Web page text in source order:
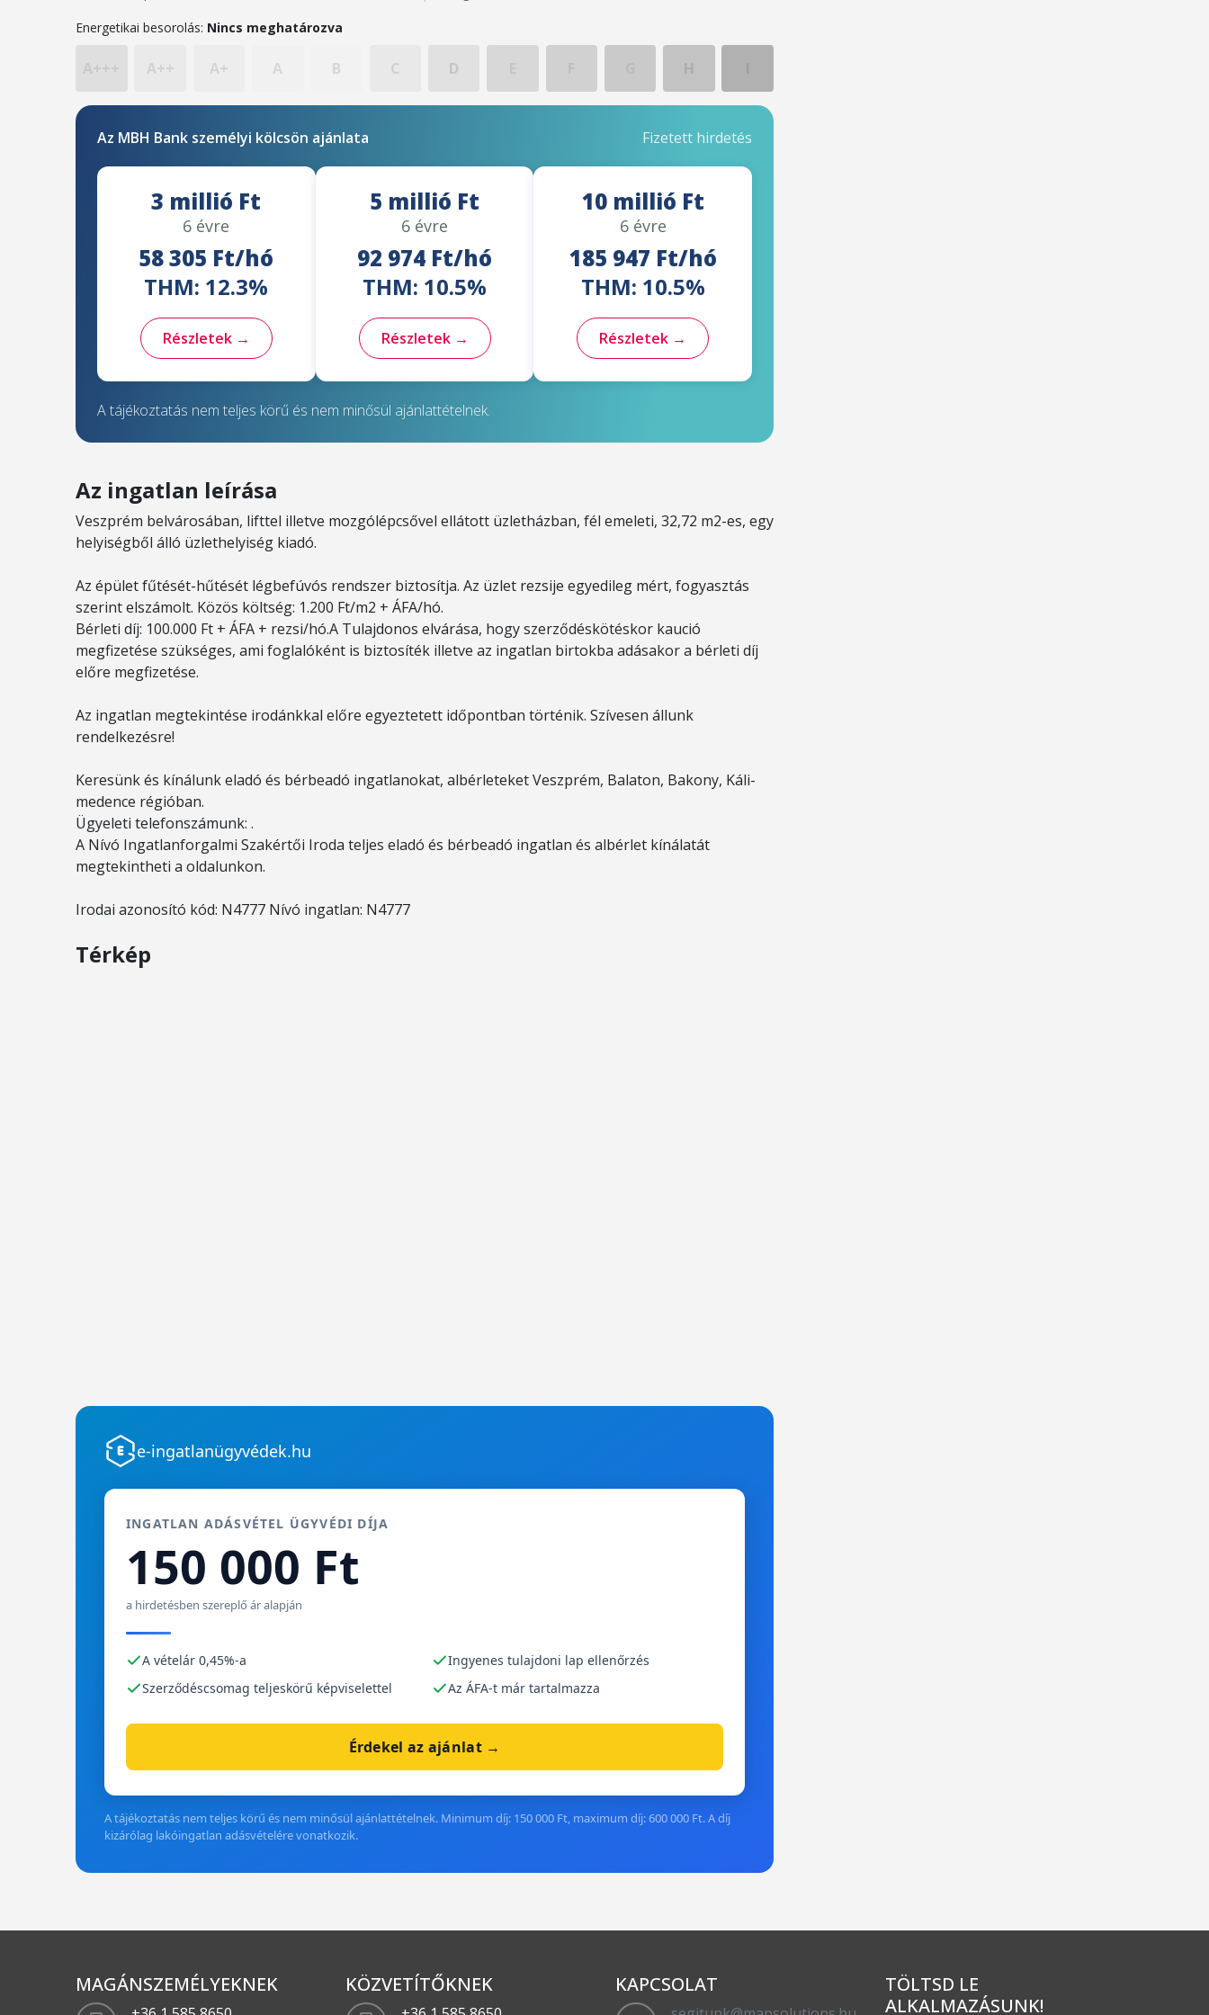
Energetikai besorolás: Nincs meghatározva
A++ A+ A B C D
Az MBH Bank személyi kölcsön ajánlata Fizetett hirdetés
3 millió Ft
6 évre
58 305 Ft/hó
THM: 12.3%
Részletek →
5 millió Ft
6 évre
92 974 Ft/hó
THM: 10.5%
Részletek →
10 millió Ft
6 évre
185 947 Ft/hó
THM: 10.5%
Részletek →
A tájékoztatás nem teljes körű és nem minősül ajánlattételnek.
Az ingatlan leírása
Veszprém belvárosában, lifttel illetve mozgólépcsővel ellátott üzletházban, fél emeleti, 32,72 m2-es, egy
helyiségből álló üzlethelyiség kiadó.
Az épület fűtését-hűtését légbefúvós rendszer biztosítja. Az üzlet rezsije egyedileg mért, fogyasztás
szerint elszámolt. Közös költség: 1.200 Ft/m2 + ÁFA/hó.
Bérleti díj: 100.000 Ft + ÁFA + rezsi/hó.A Tulajdonos elvárása, hogy szerződéskötéskor kaució
megfizetése szükséges, ami foglalóként is biztosíték illetve az ingatlan birtokba adásakor a bérleti díj
előre megfizetése.
Az ingatlan megtekintése irodánkkal előre egyeztetett időpontban történik. Szívesen állunk
rendelkezésre!
Keresünk és kínálunk eladó és bérbeadó ingatlanokat, albérleteket Veszprém, Balaton, Bakony, Káli-
medence régióban.
Ügyeleti telefonszámunk: .
A Nívó Ingatlanforgalmi Szakértői Iroda teljes eladó és bérbeadó ingatlan és albérlet kínálatát
megtekintheti a oldalunkon.
Irodai azonosító kód: N4777 Nívó ingatlan: N4777
Térkép
e-ingatlanügyvédek.hu
INGATLAN ADÁSVÉTEL ÜGYVÉDI DÍJA
150 000 Ft
a hirdetésben szereplő ár alapján
A vételár 0,45%-a
Szerződéscsomag teljeskörű képviselettel
Ingyenes tulajdoni lap ellenőrzés
Az ÁFA-t már tartalmazza
Érdekel az ajánlat →
A tájékoztatás nem teljes körű és nem minősül ajánlattételnek. Minimum díj: 150 000 Ft, maximum díj: 600 000 Ft. A díj
kizárólag lakóingatlan adásvételére vonatkozik.
MAGÁNSZEMÉLYEKNEK KÖZVETÍTŐKNEK KAPCSOLAT
TÖLTSD LE
ALKALMAZÁSUNK!